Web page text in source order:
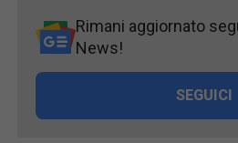
Rimani aggiornato
News!
SEGUICI